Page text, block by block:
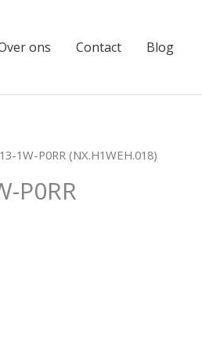
ons Contact Blog
1W-P0RR (NX.H1WEH.018)
P0RR